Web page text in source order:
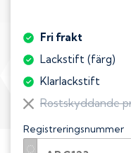
Fri frakt
Lackstift (färg)
Klarlackstift
Rostskyddande
Registreringsnummer